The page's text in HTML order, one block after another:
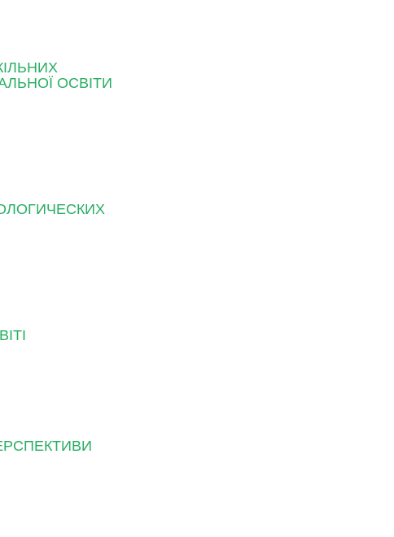
ОСВІТИ